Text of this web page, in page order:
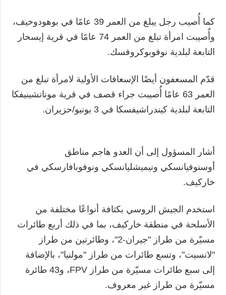
كما أُصيب رجل يبلغ من العمر 39 عامًا في بوهودوخيف،
وأُصيبت امرأة تبلغ من العمر 74 عامًا في قرية إيسحار
التابعة لبلدية نوفوبوكروفسك.
قدّم المسعفون أيضًا الإسعافات الأولية لامرأة تبلغ من
العمر 63 عامًا أُصيبت جراء قصف في قرية موناتشينيفكا
التابعة لبلدية كيندراشيفسكا في 3 يونيو/حزيران.
أشار المسؤول إلى أن العدو هاجم مناطق
أوسنوفيانسكي ونيميشليانسكي ونوفوبافارسكي في
خاركيف.
استخدم الجيش الروسي بكثافة أنواعًا مختلفة من
الأسلحة في منطقة خاركيف، بما في ذلك أربع طائرات
مسيّرة من طراز "جيران-2"، وطائرتين من طراز
"لانسيت"، وتسع طائرات من طراز "مولنيا"، بالإضافة
إلى سبع طائرات مسيّرة من طراز FPV، و43 طائرة
مسيّرة من طراز غير معروف.